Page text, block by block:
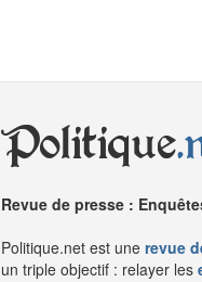
Politique
Revue de presse :
Politique.net est une revue
un triple objectif : relayer les